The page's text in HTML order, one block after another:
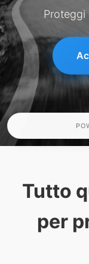
Proteggi
Tutto
per